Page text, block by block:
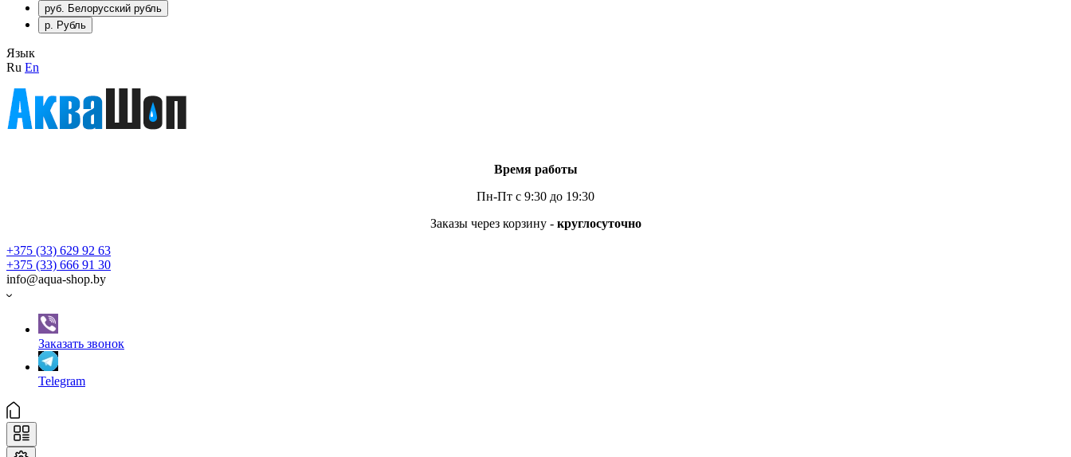
руб. Белорусский рубль
р. Рубль
Язык
Ru En
Время работы
Пн-Пт с 9:30 до 19:30
Заказы через корзину - круглосуточно
+375 (33) 629 92 63
+375 (33) 666 91 30
info@aqua-shop.by
Заказать звонок
Telegram